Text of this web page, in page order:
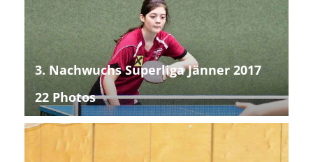
3. Nachwuchs Superliga Jänner 2017
22 Photos